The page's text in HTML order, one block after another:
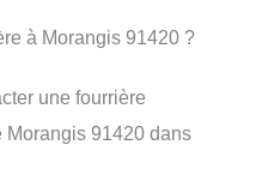
à Morangis 91420 ?
une fourrière
Morangis 91420 dans